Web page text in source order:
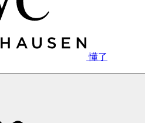
懂了